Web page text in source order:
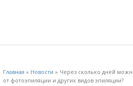
Главная » Новости » Через сколько дней
от фотоэпиляции и других видов эпиляции?